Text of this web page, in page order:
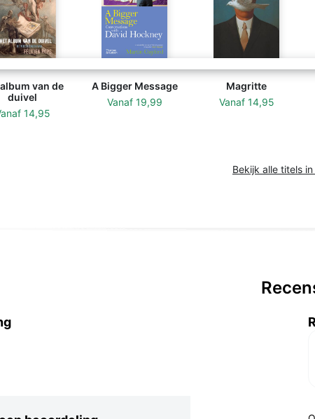
van de
duivel
14,95
A Bigger Message
Vanaf 19,99
Magritte
Vanaf 14,95
Bekijk alle titels